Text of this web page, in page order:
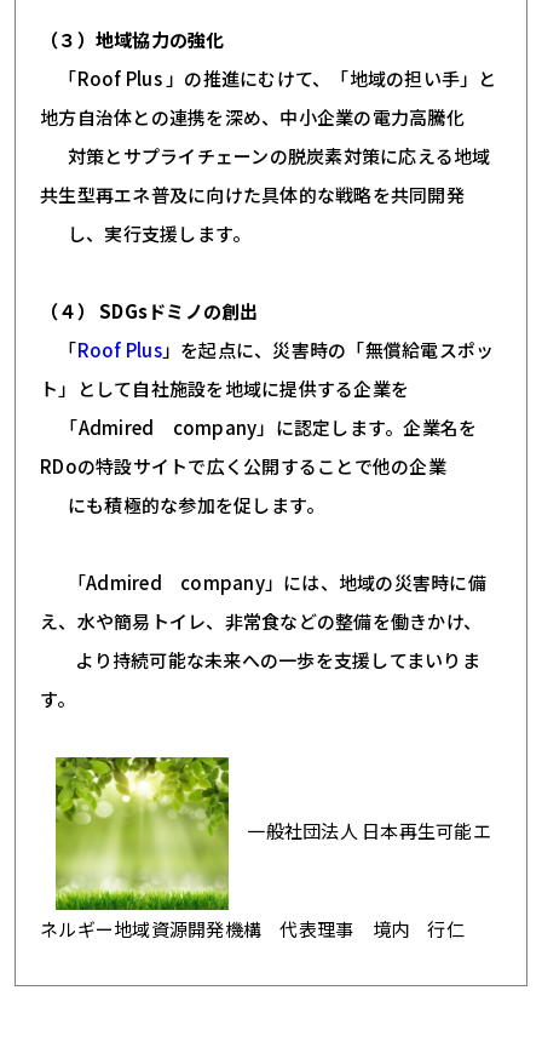
（３）地域協力の強化
「Roof Plus 」の推進にむけて、「地域の担い手」と
地方自治体との連携を深め、中小企業の電力高騰化
対策とサプライチェーンの脱炭素対策に応える地域
共生型再エネ普及に向けた具体的な戦略を共同開発
し、実行支援します。
（４） SDGsドミノの創出
「Roof Plus」を起点に、災害時の「無償給電スポッ
ト」として自社施設を地域に提供する企業を
「Admired company」に認定します。企業名を
RDoの特設サイトで広く公開することで他の企業
にも積極的な参加を促します。
「Admired company」には、地域の災害時に備
え、水や簡易トイレ、非常食などの整備を働きかけ、
より持続可能な未来への一歩を支援してまいりま
す。
一般社団法人 日本再生可能エ
ネルギー地域資源開発機構 代表理事 境内 行仁